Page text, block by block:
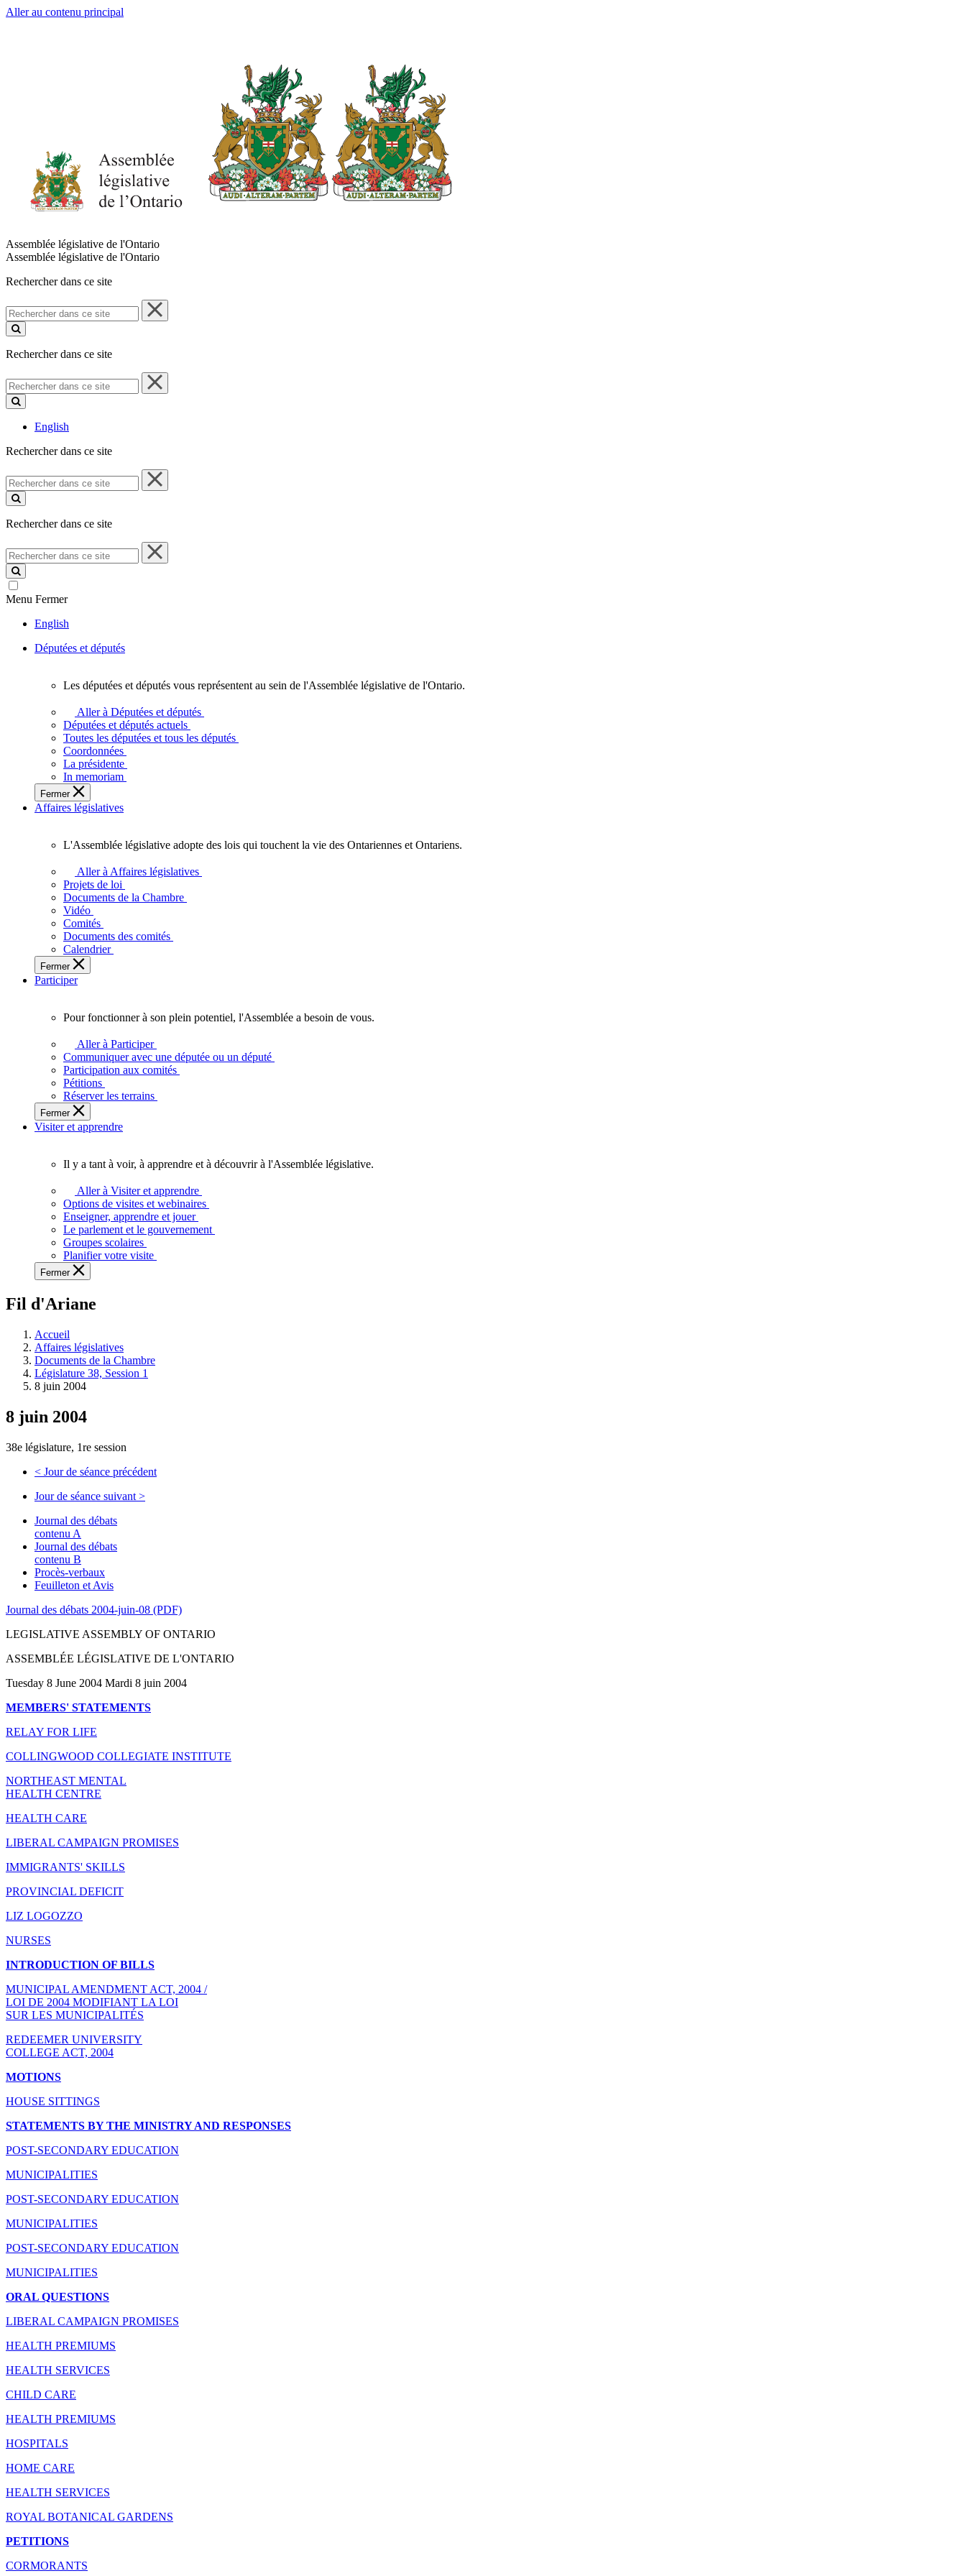
Aller au contenu principal
Assemblée législative de l'Ontario
Assemblée législative de l'Ontario
Rechercher dans ce site
Rechercher
dans
ce
Rechercher dans ce site
Rechercher
dans
ce
English
Rechercher dans ce site
Rechercher
dans
ce
Rechercher dans ce site
Rechercher
dans
ce
site
Menu Fermer
English
Députées et députés
députées
députés
vous
représentent
sein
de
l'Assemblée
l'Ontario.
Les députées et députés vous représentent au sein de l'Assemblée législative de l'Ontario.
Aller à Députées et députés
Députées et députés actuels
Toutes les députées et tous les députés
Coordonnées
La présidente
In memoriam
Fermer
Affaires législatives
législative
adopte
touchent
vie
des
Ontariennes
Ontariens.
L'Assemblée législative adopte des lois qui touchent la vie des Ontariennes et Ontariens.
Aller à Affaires législatives
Projets de loi
Documents de la Chambre
Vidéo
Comités
Documents des comités
Calendrier
Fermer
Participer
fonctionner
plein
potentiel,
l'Assemblée
a
besoin
Pour fonctionner à son plein potentiel, l'Assemblée a besoin de vous.
Aller à Participer
Communiquer avec une députée ou un député
Participation aux comités
Pétitions
Réserver les terrains
Fermer
Visiter et apprendre
voir,
apprendre
et
découvrir
l'Assemblée
législative.
Il y a tant à voir, à apprendre et à découvrir à l'Assemblée législative.
Aller à Visiter et apprendre
Options de visites et webinaires
Enseigner, apprendre et jouer
Le parlement et le gouvernement
Groupes scolaires
Planifier votre visite
Fermer
Fil d'Ariane
Accueil
Affaires législatives
Documents de la Chambre
Législature 38, Session 1
8 juin 2004
8 juin 2004
38e législature, 1re session
< Jour de séance précédent
Jour de séance suivant >
Journal des débats
contenu A
Journal des débats
contenu B
Procès-verbaux
Feuilleton et Avis
Journal des débats 2004-juin-08 (PDF)
LEGISLATIVE ASSEMBLY OF ONTARIO
ASSEMBLÉE LÉGISLATIVE DE L'ONTARIO
Tuesday 8 June 2004 Mardi 8 juin 2004
MEMBERS' STATEMENTS
RELAY FOR LIFE
COLLINGWOOD COLLEGIATE INSTITUTE
NORTHEAST MENTAL
HEALTH CENTRE
HEALTH CARE
LIBERAL CAMPAIGN PROMISES
IMMIGRANTS' SKILLS
PROVINCIAL DEFICIT
LIZ LOGOZZO
NURSES
INTRODUCTION OF BILLS
MUNICIPAL AMENDMENT ACT, 2004 /
LOI DE 2004 MODIFIANT LA LOI
SUR LES MUNICIPALITÉS
REDEEMER UNIVERSITY
COLLEGE ACT, 2004
MOTIONS
HOUSE SITTINGS
STATEMENTS BY THE MINISTRY AND RESPONSES
POST-SECONDARY EDUCATION
MUNICIPALITIES
POST-SECONDARY EDUCATION
MUNICIPALITIES
POST-SECONDARY EDUCATION
MUNICIPALITIES
ORAL QUESTIONS
LIBERAL CAMPAIGN PROMISES
HEALTH PREMIUMS
HEALTH SERVICES
CHILD CARE
HEALTH PREMIUMS
HOSPITALS
HOME CARE
HEALTH SERVICES
ROYAL BOTANICAL GARDENS
PETITIONS
CORMORANTS